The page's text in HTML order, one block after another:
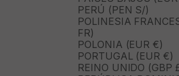
PERÚ (PEN S/)
POLINESIA
FR)
POLONIA (EUR €)
PORTUGAL (EUR €)
REINO UNIDO (GBP